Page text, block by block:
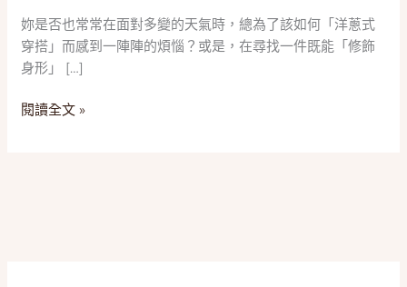
妳是否也常常在面對多變的天氣時，總為了該如何「洋蔥式
穿搭」而感到一陣陣的煩惱？或是，在尋找一件既能「修飾
身形」 […]
具！
2025
五
款
「拉
閱讀全文 »